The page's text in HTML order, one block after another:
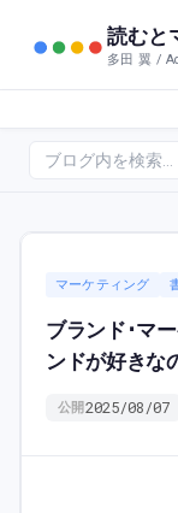
読むと
多田 翼 /
マーケティング
ブランド･マ
ンドが好きな
公開2025/08/07